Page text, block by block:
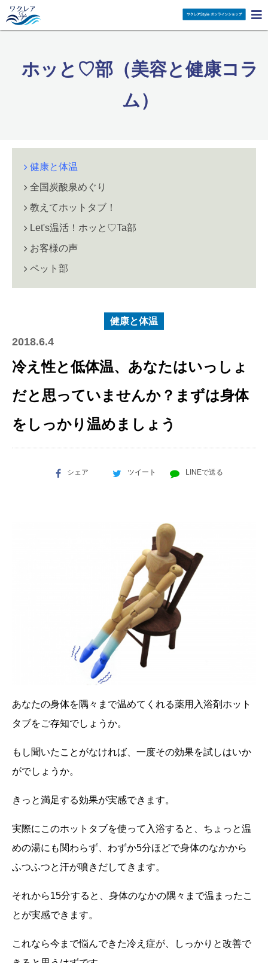

ホッと♡部（美容と健康コラ
ム）
健康と体温
全国炭酸泉めぐり
教えてホットタブ！
Let's温活！ホッと♡Ta部
お客様の声
ペット部
健康と体温
2018.6.4
冷え性と低体温、あなたはいっしょ
だと思っていませんか？まずは身体
をしっかり温めましょう
シェア ツイート LINEで送る
あなたの身体を隅々まで温めてくれる薬用入浴剤ホット
タブをご存知でしょうか。
もし聞いたことがなければ、一度その効果を試しはいか
がでしょうか。
きっと満足する効果が実感できます。
実際にこのホットタブを使って入浴すると、ちょっと温
めの湯にも関わらず、わずか5分ほどで身体のなかから
ふつふつと汗が噴きだしてきます。
それから15分すると、身体のなかの隅々まで温まったこ
とが実感できます。
これなら今まで悩んできた冷え症が、しっかりと改善で